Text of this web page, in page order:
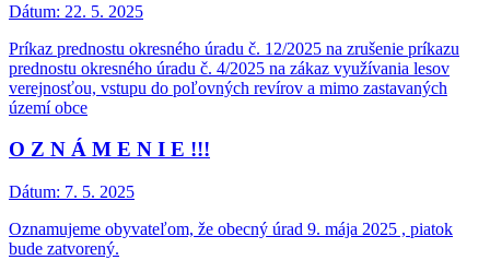
Dátum: 22. 5. 2025
Príkaz prednostu okresného úradu č. 12/2025 na zrušenie príkazu
prednostu okresného úradu č. 4/2025 na zákaz využívania lesov
verejnosťou, vstupu do poľovných revírov a mimo zastavaných
území obce
O Z N Á M E N I E !!!
Dátum: 7. 5. 2025
Oznamujeme obyvateľom, že obecný úrad 9. mája 2025 , piatok
bude zatvorený.